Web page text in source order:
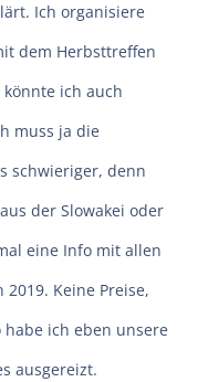
Ich organisiere
dem Herbsttreffen
ich auch
muss ja die
schwieriger, denn
der Slowakei oder
eine Info mit allen
Keine Preise,
ich eben unsere
ausgereizt.